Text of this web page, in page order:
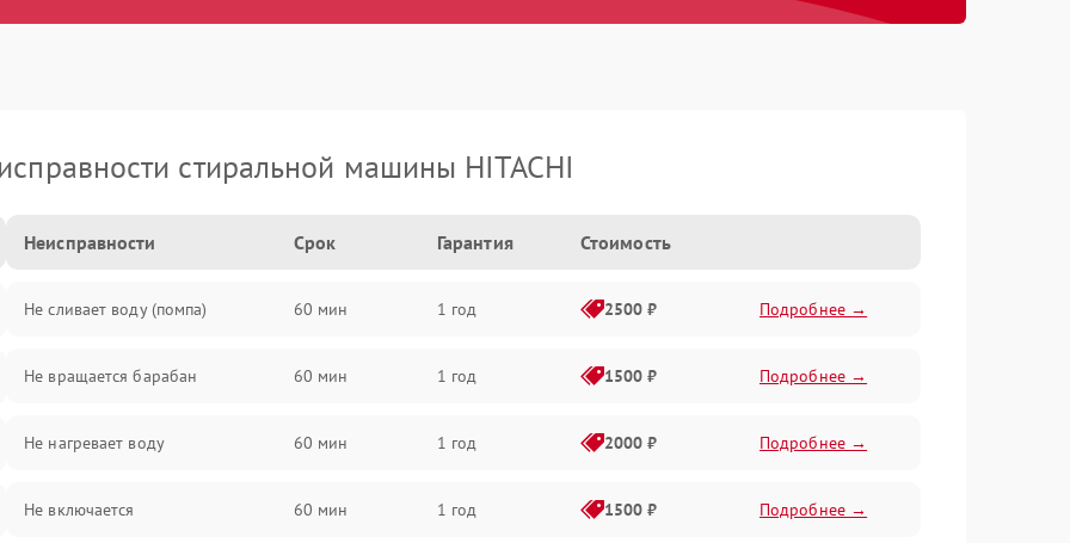
стиральной машины HITACHI
Неисправности Срок Гарантия Стоимость
Не сливает воду (помпа) 60 мин 1 год 2500 ₽ Подробнее →
Не вращается барабан 60 мин 1 год 1500 ₽ Подробнее →
Не нагревает воду 60 мин 1 год 2000 ₽ Подробнее →
Не включается 60 мин 1 год 1500 ₽ Подробнее →